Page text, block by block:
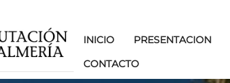
INICIO PRESENTACION
CONTACTO